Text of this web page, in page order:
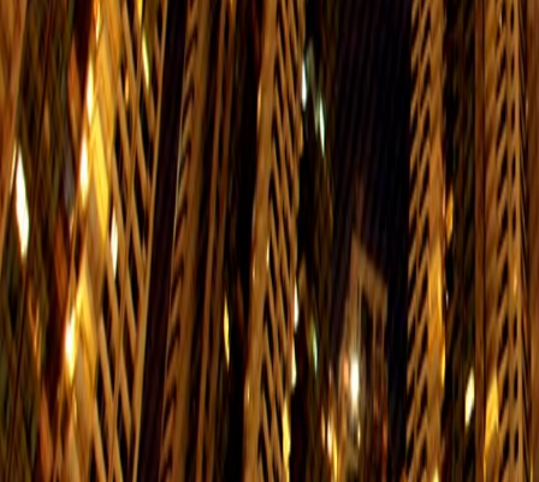
每天
嘉亨灣 - > 江門/新會
每天